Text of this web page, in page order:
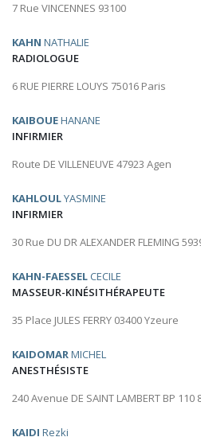
7 Rue VINCENNES 93100
KAHN NATHALIE
RADIOLOGUE
6 RUE PIERRE LOUYS 75016 Paris
KAIBOUEHANANE
INFIRMIER
Route DE VILLENEUVE 47923 Agen
KAHLOULYASMINE
INFIRMIER
30 Rue DU DR ALEXANDER FLEMING
KAHN-FAESSEL CECILE
MASSEUR-KINÉSITHÉRAPEUTE
35 Place JULES FERRY 03400 Yzeure
KAIDOMARMICHEL
ANESTHÉSISTE
240 Avenue DE SAINT LAMBERT BP 110
KAIDI Rezki